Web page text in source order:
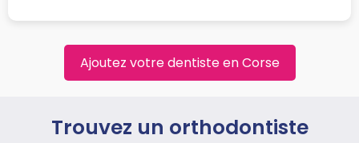
Ajoutez votre dentiste en Corse
Trouvez un orthodontiste